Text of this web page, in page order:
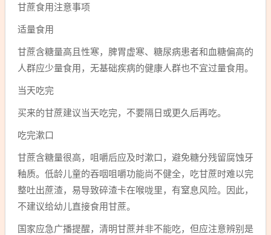
甘蔗食用注意事项
适量食用
甘蔗含糖量高且性寒，脾胃虚寒、糖尿病患者和血糖偏高的
人群应少量食用，无基础疾病的健康人群也不宜过量食用。
当天吃完
买来的甘蔗建议当天吃完，不要隔日或更久后再吃。
吃完漱口
甘蔗含糖量很高，咀嚼后应及时漱口，避免糖分残留腐蚀牙
釉质。低龄儿童的吞咽咀嚼功能尚不健全，吃甘蔗时难以完
整吐出蔗渣，易导致碎渣卡在喉咙里，有窒息风险。因此，
不建议给幼儿直接食用甘蔗。
国家应急广播提醒，清明甘蔗并非不能吃，但应注意辨别是